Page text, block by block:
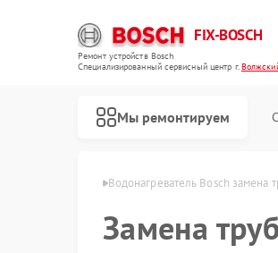
FIX-BOSCH
Ремонт устройств Bosch
Специализированный cервисный центр г.
Мы ремонтируем
Водонагреватель Bosch замена
Замена